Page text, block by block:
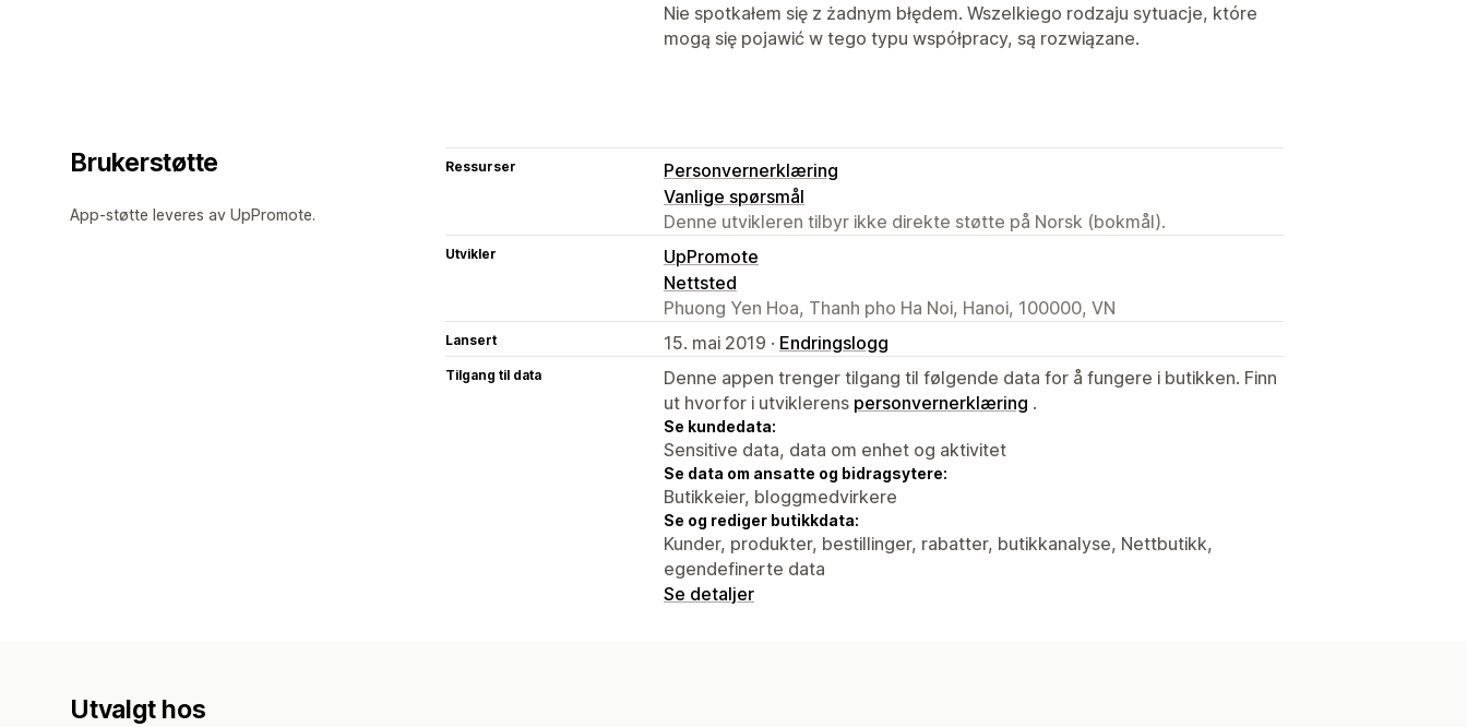
Nie spotkałem się z żadnym błędem. Wszelkiego rodzaju sytuacje, które
mogą się pojawić w tego typu współpracy, są rozwiązane.
Brukerstøtte
App-støtte leveres av UpPromote.
Ressurser
Personvernerklæring
Vanlige spørsmål
Denne utvikleren tilbyr ikke direkte støtte på Norsk (bokmål).
Utvikler
UpPromote
Nettsted
Phuong Yen Hoa, Thanh pho Ha Noi, Hanoi, 100000, VN
Lansert 15. mai 2019 · Endringslogg
Tilgang til data
Denne appen trenger tilgang til følgende data for å fungere i butikken. Finn
ut hvorfor i utviklerens personvernerklæring .
Se kundedata:
Sensitive data, data om enhet og aktivitet
Se data om ansatte og bidragsytere:
Butikkeier, bloggmedvirkere
Se og rediger butikkdata:
Kunder, produkter, bestillinger, rabatter, butikkanalyse, Nettbutikk,
egendefinerte data
Se detaljer
Utvalgt hos